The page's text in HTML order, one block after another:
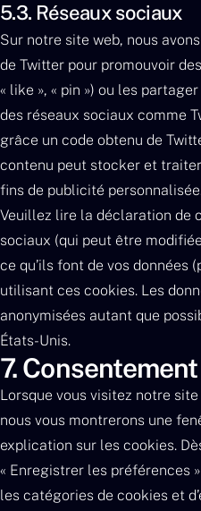
5.3. Réseaux sociaux
Sur notre site web, nous
de Twitter pour promouvoir
« like », « pin ») ou les
des réseaux sociaux comme
grâce un code obtenu de
contenu peut stocker et
fins de publicité
Veuillez lire la déclaration de
sociaux (qui peut être
ce qu’ils font de vos données
utilisant ces cookies. Les
anonymisées autant que
États-Unis.
7. Consentement
Lorsque vous visitez notre
nous vous montrerons une
explication sur les cookies.
« Enregistrer les préférences
les catégories de cookies et